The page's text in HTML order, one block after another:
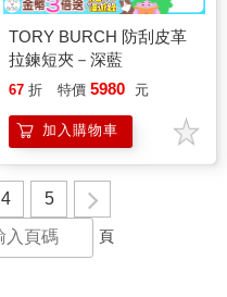
TORY BURCH 防刮皮革
拉鍊短夾－深藍
67 折 特價 5980 元
加入購物車
4 5
頁